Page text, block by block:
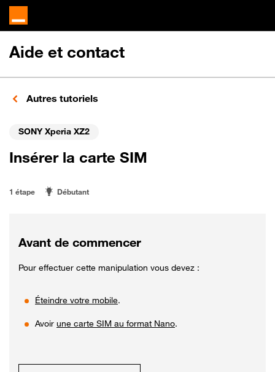
Aide et contact
Autres tutoriels
SONY Xperia XZ2
Insérer la carte SIM
1 étape Débutant
Avant de commencer
Pour effectuer cette manipulation vous devez :
Éteindre votre mobile.
Avoir une carte SIM au format Nano.